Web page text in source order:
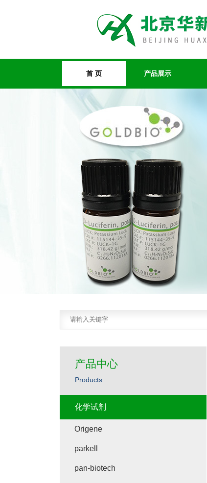
首 页 产品展示
产品中心
Products
化学试剂
Origene
parkell
pan-biotech